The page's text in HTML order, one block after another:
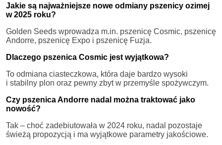
Jakie są najważniejsze nowe odmiany pszenicy ozimej
w 2025 roku?
Golden Seeds wprowadza m.in. pszenicę Cosmic, pszenicę
Andorre, pszenicę Expo i pszenicę Fuzja.
Dlaczego pszenica Cosmic jest wyjątkowa?
To odmiana ciasteczkowa, która daje bardzo wysoki
i stabilny plon oraz pewny zbyt w przemyśle spożywczym.
Czy pszenica Andorre nadal można traktować jako
nowość?
Tak – choć zadebiutowała w 2024 roku, nadal pozostaje
świeżą propozycją i ma wyjątkowe parametry jakościowe.